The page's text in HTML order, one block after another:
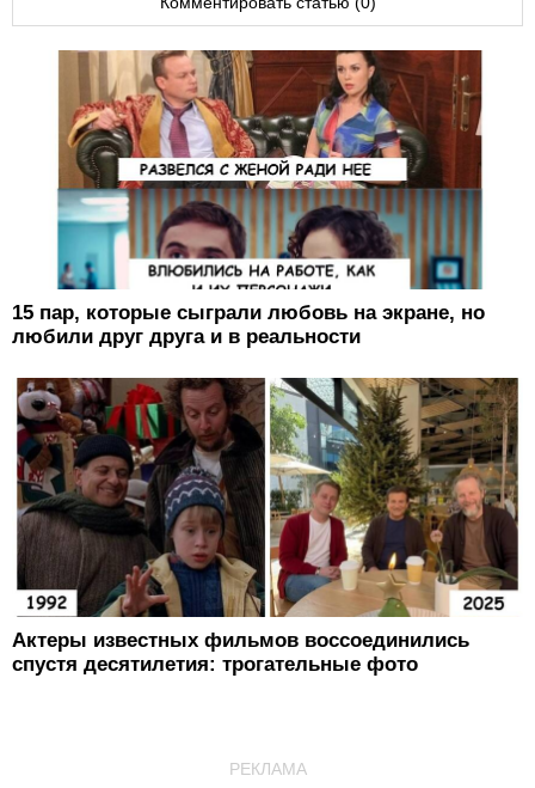
15 пар, которые сыграли любовь на экране, но
любили друг друга и в реальности
Актеры известных фильмов воссоединились
спустя десятилетия: трогательные фото
РЕКЛАМА